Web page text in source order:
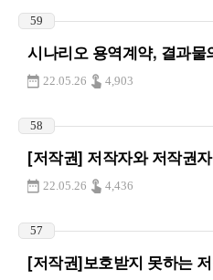
59
시나리오 용역계약, 결과
22.05.26 4,903
58
[저작권] 저작자와 저작권자
22.05.26 4,436
57
[저작권]보호받지 못하는